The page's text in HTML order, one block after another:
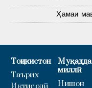
Ҳамаи
Тоҷикистон
Таърих
Иқтисодӣ
миллӣ
Нишон